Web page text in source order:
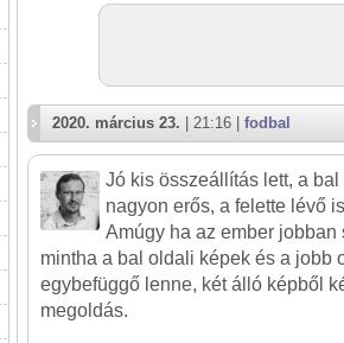
2020. március 23. | 21:16 | fodbal
Jó kis összeállítás lett, a
nagyon erős, a felette lévő
Amúgy ha az ember
mintha a bal oldali képek és a jobb
egybefüggő lenne, két álló képből
megoldás.